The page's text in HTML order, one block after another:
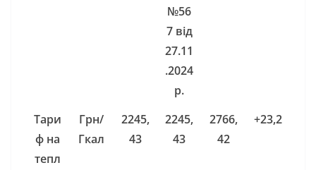
№56
7від
27.11
.2024
р.
Тари
ф на
тепл
Грн/
Гкал
2245,
43
2245,
43
2766,
42
+23,2